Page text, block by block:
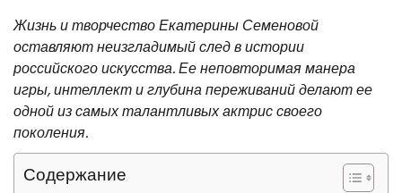
Жизнь и творчество Екатерины Семеновой
оставляют неизгладимый след в истории
российского искусства. Ее неповторимая манера
игры, интеллект и глубина переживаний делают ее
одной из самых талантливых актрис своего
поколения.
Содержание